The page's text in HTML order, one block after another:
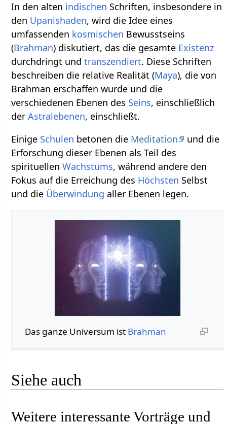
In den alten indischen Schriften, insbesondere in
den Upanishaden, wird die Idee eines
umfassenden kosmischen Bewusstseins
(Brahman) diskutiert, das die gesamte Existenz
durchdringt undtranszendiert. Diese Schriften
beschreiben die relative Realität (Maya), die von
Brahman erschaffen wurde und die
verschiedenen Ebenen des Seins, einschließlich
derAstralebenen, einschließt.
Einige Schulen betonen die Meditation
und die
Erforschung dieser Ebenen als Teil des
spirituellenWachstums, während andere den
Fokus auf die Erreichung des Höchsten Selbst
und die Überwindung aller Ebenen legen.
Das ganze Universum ist Brahman
Siehe auch
Weitere interessante Vorträge und